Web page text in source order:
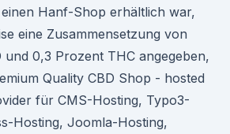
Hanf-Shop erhältlich war,
eine Zusammensetzung von
und 0,3 Prozent THC angegeben,
Quality CBD Shop - hosted
für CMS-Hosting, Typo3-
Hosting, Joomla-Hosting,